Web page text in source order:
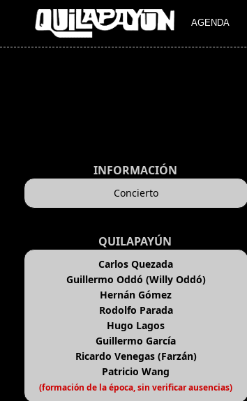
AGENDA
INFORMACIÓN
Concierto
QUILAPAYÚN
Carlos Quezada
Guillermo Oddó (Willy Oddó)
Hernán Gómez
Rodolfo Parada
Hugo Lagos
Guillermo García
Ricardo Venegas (Farzán)
Patricio Wang
(formación de la época, sin verificar ausencias)